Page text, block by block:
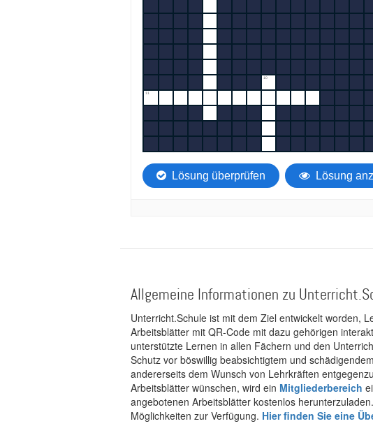
Allgemeine Informationen zu
Unterricht.Schule ist mit dem Ziel entwickelt worden,
Arbeitsblätter mit QR-Code mit dazu gehörigen
unterstützte Lernen in allen Fächern und den
Schutz vor böswillig beabsichtigtem und
andererseits dem Wunsch von Lehrkräften
Arbeitsblätter wünschen, wird ein Mitgliederbereich
angebotenen Arbeitsblätter kostenlos
Möglichkeiten zur Verfügung. Hier finden Sie eine